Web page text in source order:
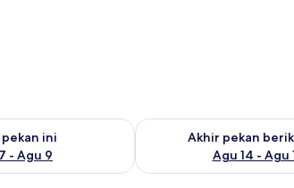
ini
- Agu 9
untuk akhir pekan ini Agu 7 - Agu 9
Akhir pekan
Agu 14 - Agu
Periksa ketersediaan